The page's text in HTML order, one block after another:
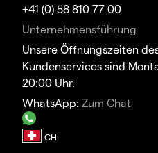
+41 (0) 58 810 77 00
Unternehmensführung
Unsere Öffnungszeiten
Kundenservices sind
20:00 Uhr.
WhatsApp: Zum Chat